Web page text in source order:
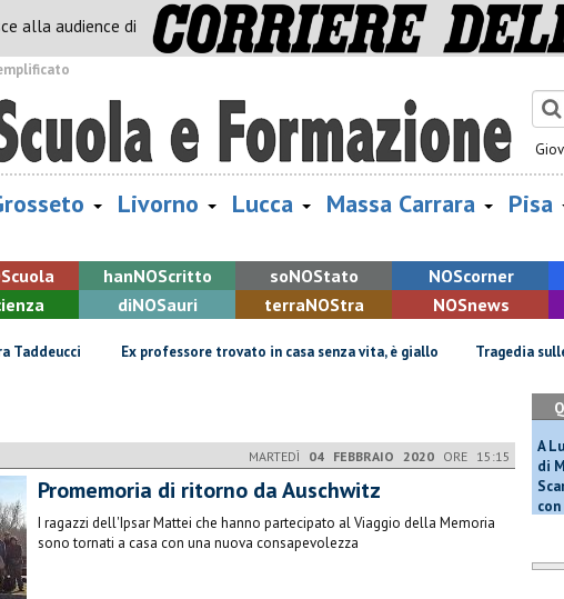
alla audience di
Livorno Lucca Massa Carrara Pisa
cuola hanNOScritto soNOStato NOScorner
diNOSauri terraNOStra NOSnews
Ex professore trovato in casa senza vita, è giallo Tragedia sulle
MARTEDÌ 04 FEBBRAIO 2020 ORE 15:15
Promemoria di ritorno da Auschwitz
I ragazzi dell'Ipsar Mattei che hanno partecipato al Viaggio della Memoria
sono tornati a casa con una nuova consapevolezza
A
di